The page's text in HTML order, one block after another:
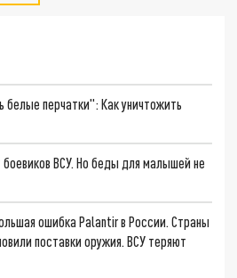
белые перчатки": Как уничтожить
ВСУ. Но беды для малышей не
ошибка Palantir в России. Страны
поставки оружия. ВСУ теряют